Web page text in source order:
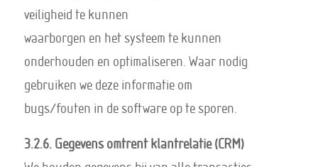
veiligheid te kunnen
waarborgen en het systeem te kunnen
onderhouden en optimaliseren. Waar nodig
gebruiken we deze informatie om
bugs/fouten in de software op te sporen.
3.2.6. Gegevens omtrent klantrelatie (CRM)